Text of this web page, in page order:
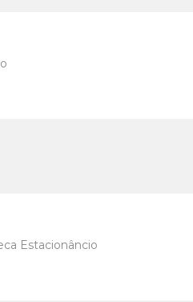
Estacionâncio